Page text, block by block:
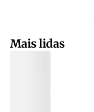
Mais lidas